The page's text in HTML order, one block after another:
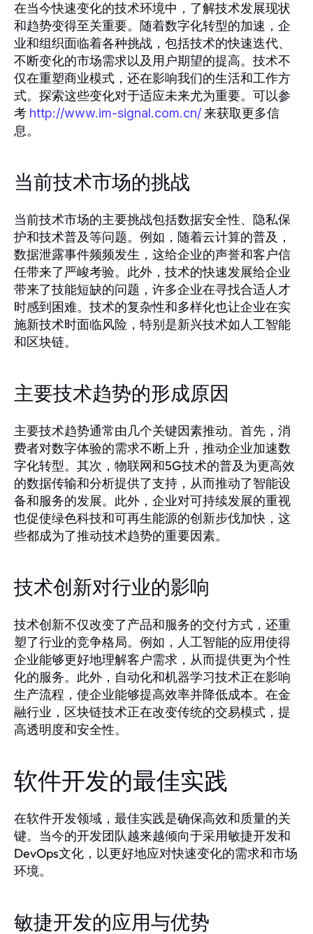
在当今快速变化的技术环境中，了解技术发展现状
和趋势变得至关重要。随着数字化转型的加速，企
业和组织面临着各种挑战，包括技术的快速迭代、
不断变化的市场需求以及用户期望的提高。技术不
仅在重塑商业模式，还在影响我们的生活和工作方
式。探索这些变化对于适应未来尤为重要。可以参
考 http://www.im-signal.com.cn/来获取更多信
息。
当前技术市场的挑战
当前技术市场的主要挑战包括数据安全性、隐私保
护和技术普及等问题。例如，随着云计算的普及，
数据泄露事件频频发生，这给企业的声誉和客户信
任带来了严峻考验。此外，技术的快速发展给企业
带来了技能短缺的问题，许多企业在寻找合适人才
时感到困难。技术的复杂性和多样化也让企业在实
施新技术时面临风险，特别是新兴技术如人工智能
和区块链。
主要技术趋势的形成原因
主要技术趋势通常由几个关键因素推动。首先，消
费者对数字体验的需求不断上升，推动企业加速数
字化转型。其次，物联网和5G技术的普及为更高效
的数据传输和分析提供了支持，从而推动了智能设
备和服务的发展。此外，企业对可持续发展的重视
也促使绿色科技和可再生能源的创新步伐加快，这
些都成为了推动技术趋势的重要因素。
技术创新对行业的影响
技术创新不仅改变了产品和服务的交付方式，还重
塑了行业的竞争格局。例如，人工智能的应用使得
企业能够更好地理解客户需求，从而提供更为个性
化的服务。此外，自动化和机器学习技术正在影响
生产流程，使企业能够提高效率并降低成本。在金
融行业，区块链技术正在改变传统的交易模式，提
高透明度和安全性。
软件开发的最佳实践
在软件开发领域，最佳实践是确保高效和质量的关
键。当今的开发团队越来越倾向于采用敏捷开发和
DevOps文化，以更好地应对快速变化的需求和市场
环境。
敏捷开发的应用与优势